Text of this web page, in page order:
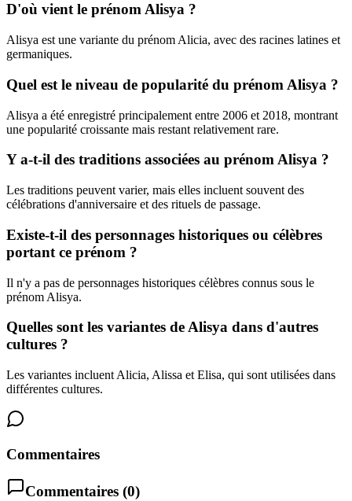
D'où vient le prénom Alisya ?
Alisya est une variante du prénom Alicia, avec des racines latines et
germaniques.
Quel est le niveau de popularité du prénom Alisya ?
Alisya a été enregistré principalement entre 2006 et 2018, montrant
une popularité croissante mais restant relativement rare.
Y a-t-il des traditions associées au prénom Alisya ?
Les traditions peuvent varier, mais elles incluent souvent des
célébrations d'anniversaire et des rituels de passage.
Existe-t-il des personnages historiques ou célèbres
portant ce prénom ?
Il n'y a pas de personnages historiques célèbres connus sous le
prénom Alisya.
Quelles sont les variantes de Alisya dans d'autres
cultures ?
Les variantes incluent Alicia, Alissa et Elisa, qui sont utilisées dans
différentes cultures.
Commentaires
Commentaires (0)